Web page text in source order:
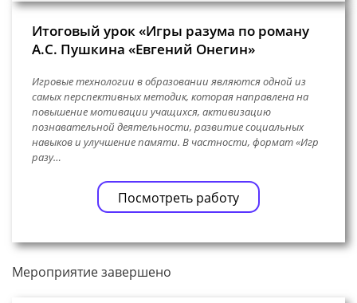
Итоговый урок «Игры разума по роману
А.С. Пушкина «Евгений Онегин»
Игровые технологии в образовании являются одной из
самых перспективных методик, которая направлена на
повышение мотивации учащихся, активизацию
познавательной деятельности, развитие социальных
навыков и улучшение памяти. В частности, формат «Игр
разу…
Посмотреть работу
Мероприятие завершено